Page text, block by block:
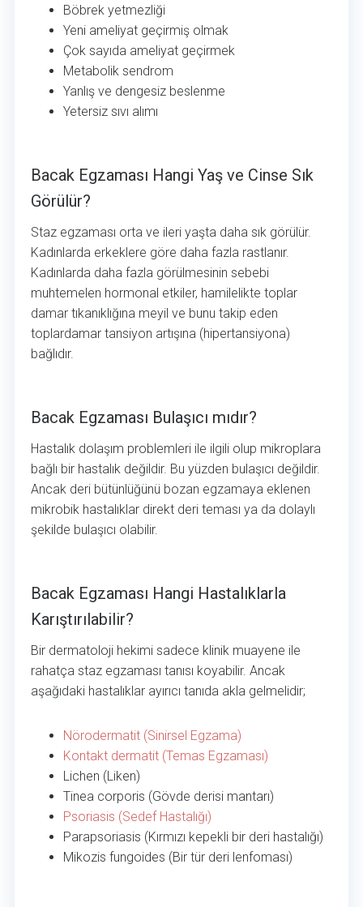
Böbrek yetmezliği
Yeni ameliyat geçirmiş olmak
Çok sayıda ameliyat geçirmek
Metabolik sendrom
Yanlış ve dengesiz beslenme
Yetersiz sıvı alımı
Bacak Egzaması Hangi Yaş ve Cinse Sık
Görülür?
Staz egzaması orta ve ileri yaşta daha sık görülür.
Kadınlarda erkeklere göre daha fazla rastlanır.
Kadınlarda daha fazla görülmesinin sebebi
muhtemelen hormonal etkiler, hamilelikte toplar
damar tıkanıklığına meyil ve bunu takip eden
toplardamar tansiyon artışına (hipertansiyona)
bağlıdır.
Bacak Egzaması Bulaşıcı mıdır?
Hastalık dolaşım problemleri ile ilgili olup mikroplara
bağlı bir hastalık değildir. Bu yüzden bulaşıcı değildir.
Ancak deri bütünlüğünü bozan egzamaya eklenen
mikrobik hastalıklar direkt deri teması ya da dolaylı
şekilde bulaşıcı olabilir.
Bacak Egzaması Hangi Hastalıklarla
Karıştırılabilir?
Bir dermatoloji hekimi sadece klinik muayene ile
rahatça staz egzaması tanısı koyabilir. Ancak
aşağıdaki hastalıklar ayırıcı tanıda akla gelmelidir;
Nörodermatit (Sinirsel Egzama)
Kontakt dermatit (Temas Egzaması)
Lichen (Liken)
Tinea corporis (Gövde derisi mantarı)
Psoriasis (Sedef Hastalığı)
Parapsoriasis (Kırmızı kepekli bir deri hastalığı)
Mikozis fungoides (Bir tür deri lenfoması)